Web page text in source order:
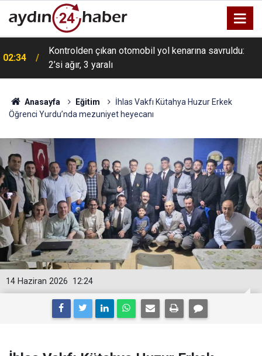
02:34
Kontrolden çıkan otomobil yol kenarına savruldu:
2’si ağır, 3 yaralı
Anasayfa Eğitim
İhlas Vakfı Kütahya Huzur Erkek
Öğrenci Yurdu’nda mezuniyet heyecanı
12:24
14 Haziran 2026